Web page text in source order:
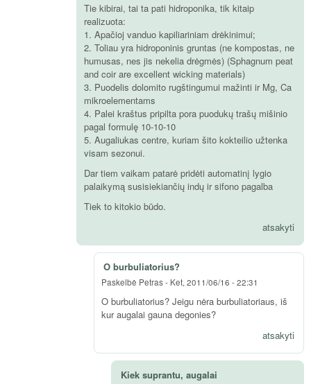
Tie kibirai, tai ta pati hidroponika, tik kitaip
realizuota:
1. Apačioj vanduo kapiliariniam drėkinimui;
2. Toliau yra hidroponinis gruntas (ne kompostas, ne
humusas, nes jis nekelia drėgmės) (Sphagnum peat
and coir are excellent wicking materials)
3. Puodelis dolomito rugštingumui mažinti ir Mg, Ca
mikroelementams
4. Palei kraštus pripilta pora puodukų trašų mišinio
pagal formulę 10-10-10
5. Augaliukas centre, kuriam šito kokteilio užtenka
visam sezonui.
Dar tiem vaikam patarė pridėti automatinį lygio
palaikymą susisiekiančių indų ir sifono pagalba
Tiek to kitokio būdo.
atsakyti
O burbuliatorius?
Paskelbė Petras- Ket, 2011/06/16 - 22:31
O burbuliatorius? Jeigu nėra burbuliatoriaus, iš
kur augalai gauna degonies?
atsakyti
Kiek suprantu, augalai